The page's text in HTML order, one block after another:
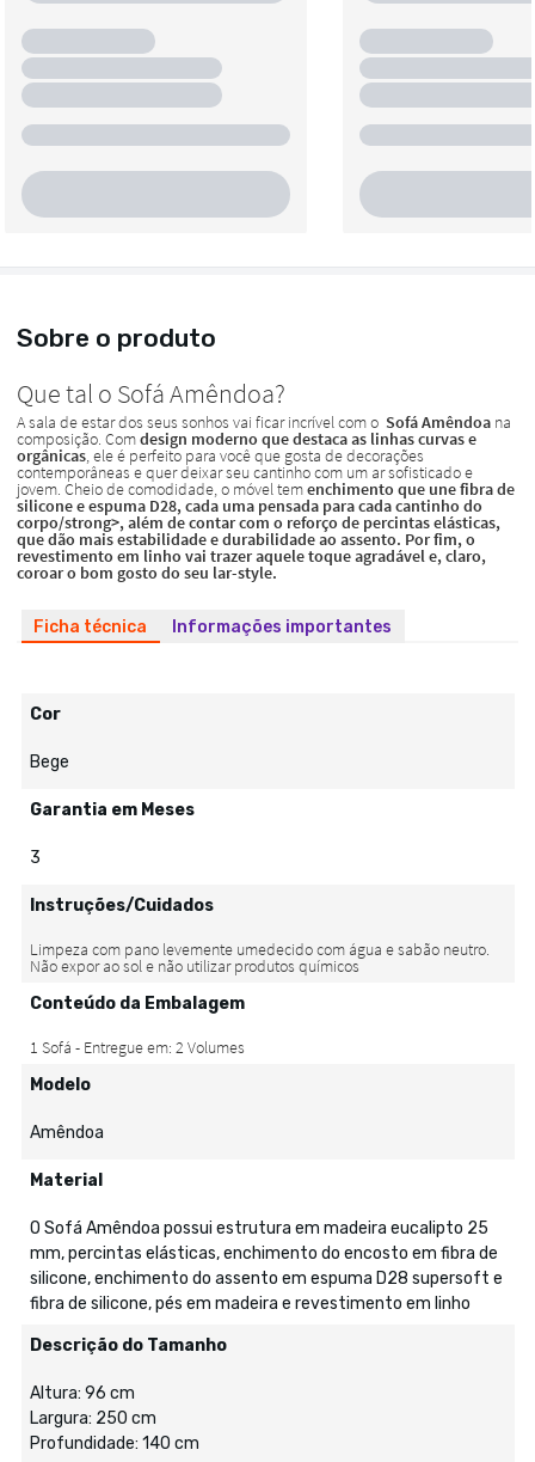
Sobre o produto
Ficha técnica Informações importantes
Cor
Bege
Garantia em Meses
3
Instruções/Cuidados
Conteúdo da Embalagem
Modelo
Amêndoa
Material
O Sofá Amêndoa possui estrutura em madeira eucalipto 25
mm, percintas elásticas, enchimento do encosto em fibra de
silicone, enchimento do assento em espuma D28 supersoft e
fibra de silicone, pés em madeira e revestimento em linho
Descrição do Tamanho
Altura: 96 cm
Largura: 250 cm
Profundidade: 140 cm